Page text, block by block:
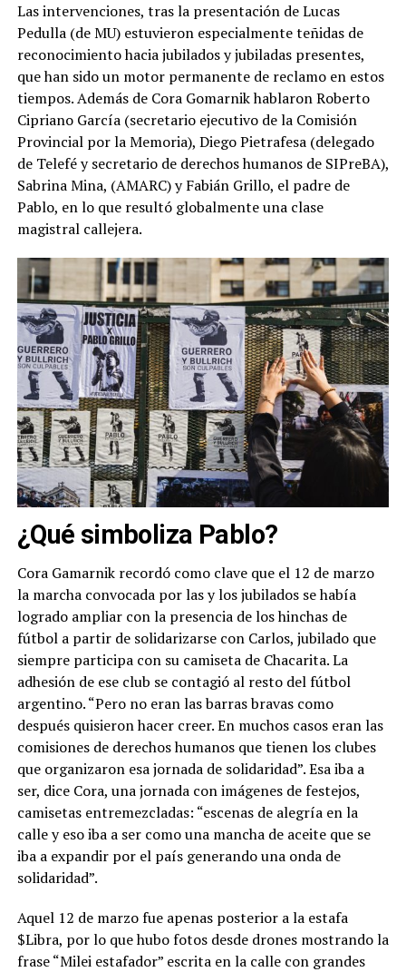
Las intervenciones, tras la presentación de Lucas
Pedulla (de MU) estuvieron especialmente teñidas de
reconocimiento hacia jubilados y jubiladas presentes,
que han sido un motor permanente de reclamo en estos
tiempos. Además de Cora Gomarnik hablaron Roberto
Cipriano García (secretario ejecutivo de la Comisión
Provincial por la Memoria), Diego Pietrafesa (delegado
de Telefé y secretario de derechos humanos de SIPreBA),
Sabrina Mina, (AMARC) y Fabián Grillo, el padre de
Pablo, en lo que resultó globalmente una clase
magistral callejera.
¿Qué simboliza Pablo?
Cora Gamarnik recordó como clave que el 12 de marzo
la marcha convocada por las y los jubilados se había
logrado ampliar con la presencia de los hinchas de
fútbol a partir de solidarizarse con Carlos, jubilado que
siempre participa con su camiseta de Chacarita. La
adhesión de ese club se contagió al resto del fútbol
argentino. “Pero no eran las barras bravas como
después quisieron hacer creer. En muchos casos eran las
comisiones de derechos humanos que tienen los clubes
que organizaron esa jornada de solidaridad”. Esa iba a
ser, dice Cora, una jornada con imágenes de festejos,
camisetas entremezcladas: “escenas de alegría en la
calle y eso iba a ser como una mancha de aceite que se
iba a expandir por el país generando una onda de
solidaridad”.
Aquel 12 de marzo fue apenas posterior a la estafa
$Libra, por lo que hubo fotos desde drones mostrando la
frase “Milei estafador” escrita en la calle con grandes